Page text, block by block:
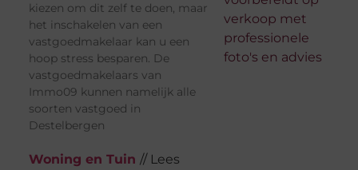
kiezen om dit zelf te doen, maar
het inschakelen van een
vastgoedmakelaar kan u een
hoop stress besparen. De
vastgoedmakelaars van
Immo09 kunnen namelijk alle
soorten vastgoed in
Destelbergen
Woning en Tuin // Lees